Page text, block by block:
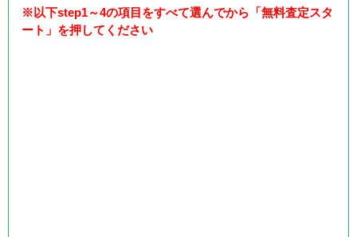
※以下step1～4の項目をすべて選んでから「無料査定スタ
ート」を押してください